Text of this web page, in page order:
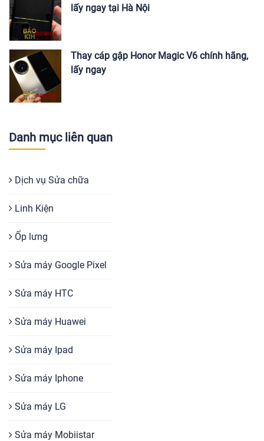
lấy ngay tại Hà Nội
Thay cáp gập Honor Magic V6 chính hãng,
lấy ngay
Danh mục liên quan
Dịch vụ Sửa chữa
Linh Kiện
Ốp lưng
Sửa máy Google Pixel
Sửa máy HTC
Sửa máy Huawei
Sửa máy Ipad
Sửa máy Iphone
Sửa máy LG
Sửa máy Mobiistar